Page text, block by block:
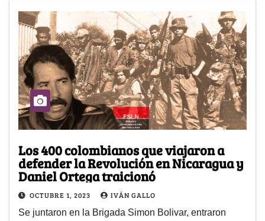
Los 400 colombianos que viajaron a
defender la Revolución en Nicaragua y
Daniel Ortega traicionó
OCTUBRE 1, 2023 IVÁN GALLO
Se juntaron en la Brigada Simon Bolivar, entraron